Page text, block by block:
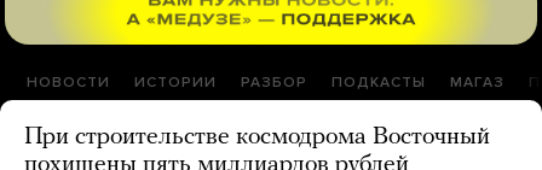
НОВОСТИ ИСТОРИИ РАЗБОР ПОДКАСТЫ МАГАЗ
При строительстве космодрома Восточный
похищены пять миллиардов рублей